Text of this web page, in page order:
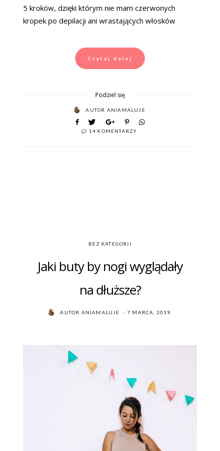
5 kroków, dzięki którym nie mam czerwonych
kropek po depilacji ani wrastających włosków
Czytaj dalej
Podziel się
AUTOR ANIAMALUJE
14 KOMENTARZY
BEZ KATEGORII
Jaki buty by nogi wyglądały
na dłuższe?
AUTOR ANIAMALUJE
POSTED
7 MARCA, 2019